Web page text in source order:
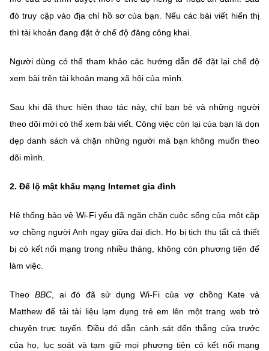
(Ghi rõ nguồn "https://mst.gov.vn" khi phát hành lại thông tin từ
website này)
đó truy cập vào địa chỉ hồ sơ của bạn. Nếu các bài viết hiển thị
thì tài khoản đang đặt ở chế độ đăng công khai.
Người dùng có thể tham khảo các hướng dẫn để đặt lại chế độ
xem bài trên tài khoản mạng xã hội của mình.
Sau khi đã thực hiện thao tác này, chỉ bạn bè và những người
theo dõi mới có thể xem bài viết. Công việc còn lại của bạn là dọn
dẹp danh sách và chặn những người mà bạn không muốn theo
dõi mình.
2. Để lộ mật khẩu mạng Internet gia đình
Hệ thống bảo vệ Wi-Fi yếu đã ngăn chặn cuộc sống của một cặp
vợ chồng người Anh ngay giữa đại dịch. Họ bị tịch thu tất cả thiết
bị có kết nối mạng trong nhiều tháng, không còn phương tiện để
làm việc.
Theo BBC, ai đó đã sử dụng Wi-Fi của vợ chồng Kate và
Matthew để tải tài liệu lạm dụng trẻ em lên một trang web trò
chuyện trực tuyến. Điều đó dẫn cảnh sát đến thẳng cửa trước
của họ, lục soát và tạm giữ mọi phương tiện có kết nối mạng